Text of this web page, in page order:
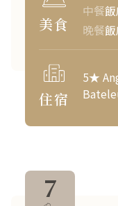
美食
中餐
晚餐
住宿
5★
7